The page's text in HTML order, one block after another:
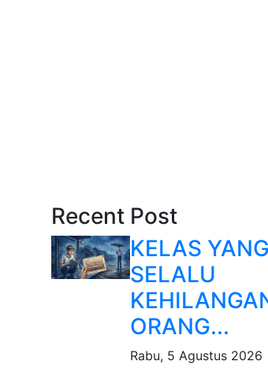
Recent Post
KELAS YANG
SELALU
ORANG...
Rabu, 5 Agustus 2026